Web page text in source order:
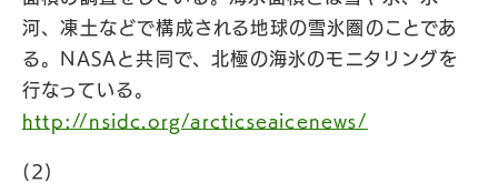
河、凍土などで構成される地球の雪氷圏のことであ
る。NASAと共同で、北極の海氷のモニタリングを
行なっている。
http://nsidc.org/arcticseaicenews/
(2)